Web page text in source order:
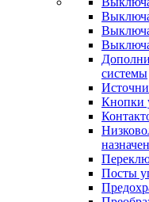
системы
Кнопки
Посты